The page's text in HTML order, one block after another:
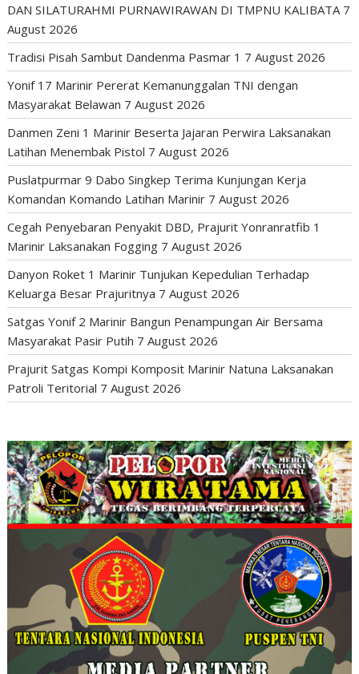
DAN SILATURAHMI PURNAWIRAWAN DI TMPNU KALIBATA 7
August 2026
Tradisi Pisah Sambut Dandenma Pasmar 1 7 August 2026
Yonif 17 Marinir Pererat Kemanunggalan TNI dengan
Masyarakat Belawan 7 August 2026
Danmen Zeni 1 Marinir Beserta Jajaran Perwira Laksanakan
Latihan Menembak Pistol 7 August 2026
Puslatpurmar 9 Dabo Singkep Terima Kunjungan Kerja
Komandan Komando Latihan Marinir 7 August 2026
Cegah Penyebaran Penyakit DBD, Prajurit Yonranratfib 1
Marinir Laksanakan Fogging 7 August 2026
Danyon Roket 1 Marinir Tunjukan Kepedulian Terhadap
Keluarga Besar Prajuritnya 7 August 2026
Satgas Yonif 2 Marinir Bangun Penampungan Air Bersama
Masyarakat Pasir Putih 7 August 2026
Prajurit Satgas Kompi Komposit Marinir Natuna Laksanakan
Patroli Teritorial 7 August 2026